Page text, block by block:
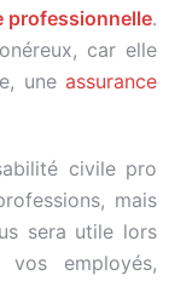
professionnelle.
car elle
une assurance
civile pro
mais
sera utile lors
vos employés,